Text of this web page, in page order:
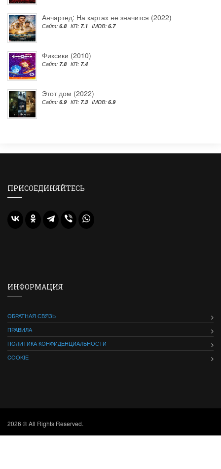
Анчартед: На картах не значится (2022)
Сайт: 6.8 КП: 7.1 IMDB: 6.7
Фиксики (2010)
Сайт: 7.8 КП: 7.4
Этот дом (2022)
Сайт: 6.9 КП: 7.3 IMDB: 6.9
ПРИСОЕДИНЯЙТЕСЬ
ИНФОРМАЦИЯ
ОБРАТНАЯ СВЯЗЬ
ПРАВИЛА
ПОЛИТИКА КОНФИДЕНЦИАЛЬНОСТИ
COOKIE
2026 © All Rights Reserved.